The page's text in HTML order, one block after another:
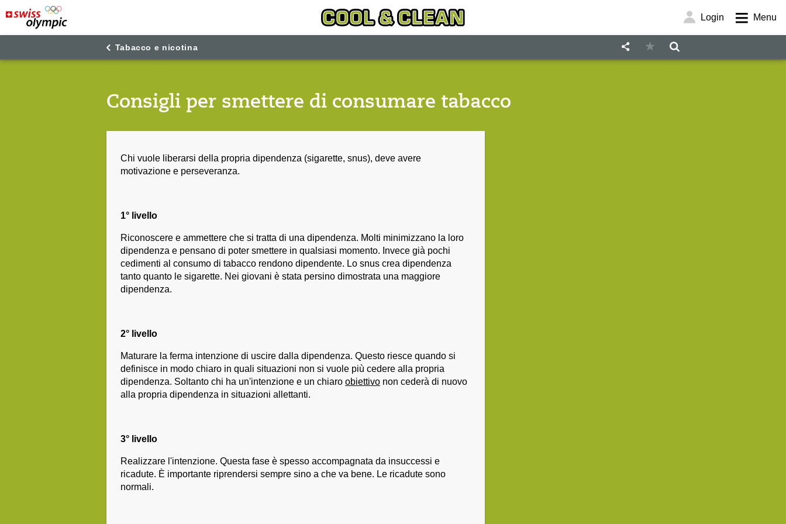
Login
Menu
Tabacco e nicotina
Consigli per smettere di consumare tabacco
Chi vuole liberarsi della propria dipendenza (sigarette, snus), deve avere
motivazione e perseveranza.
1° livello
Riconoscere e ammettere che si tratta di una dipendenza. Molti minimizzano la loro
dipendenza e pensano di poter smettere in qualsiasi momento. Invece già pochi
cedimenti al consumo di tabacco rendono dipendente. Lo snus crea dipendenza
tanto quanto le sigarette. Nei giovani è stata persino dimostrata una maggiore
dipendenza.
2° livello
Maturare la ferma intenzione di uscire dalla dipendenza. Questo riesce quando si
definisce in modo chiaro in quali situazioni non si vuole più cedere alla propria
dipendenza. Soltanto chi ha un'intenzione e un chiaro obiettivo non cederà di nuovo
alla propria dipendenza in situazioni allettanti.
3° livello
Realizzare l'intenzione. Questa fase è spesso accompagnata da insuccessi e
ricadute. È importante riprendersi sempre sino a che va bene. Le ricadute sono
normali.